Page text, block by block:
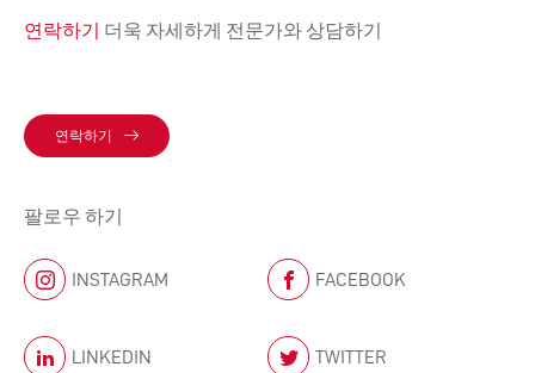
연락하기 더욱 자세하게 전문가와 상담하기
연락하기
팔로우 하기
INSTAGRAM FACEBOOK
LINKEDIN TWITTER